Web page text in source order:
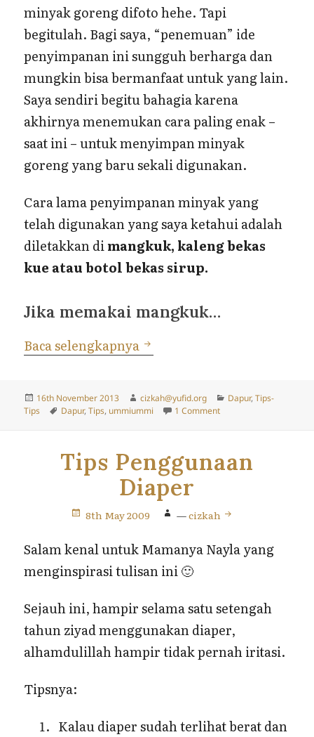
minyak goreng difoto hehe. Tapi
begitulah. Bagi saya, “penemuan” ide
penyimpanan ini sungguh berharga dan
mungkin bisa bermanfaat untuk yang lain.
Saya sendiri begitu bahagia karena
akhirnya menemukan cara paling enak –
saat ini – untuk menyimpan minyak
goreng yang baru sekali digunakan.
Cara lama penyimpanan minyak yang
telah digunakan yang saya ketahui adalah
diletakkan dimangkuk, kaleng bekas
kue atau botol bekas sirup.
Jika memakai mangkuk…
Baca selengkapnya Tips Penyimpanan Minyak
Posted
on
16th November 2013 Author
cizkah@yufid.org Categories
Dapur,Tips-
Tips
Tags
Dapur,Tips, ummiummi 1 Commenton Tips Penyimpanan
Tips Penggunaan
Diaper
8th May 2009 —cizkah
Salam kenal untuk Mamanya Nayla yang
menginspirasi tulisan ini 🙂
Sejauh ini, hampir selama satu setengah
tahun ziyad menggunakan diaper,
alhamdulillah hampir tidak pernah iritasi.
Tipsnya:
Kalau diaper sudah terlihat berat dan